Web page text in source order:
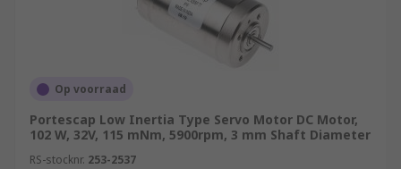
Op voorraad
Portescap Low Inertia Type Servo Motor DC Motor,
102 W, 32V, 115 mNm, 5900rpm, 3 mm Shaft Diameter
RS-stocknr. 253-2537